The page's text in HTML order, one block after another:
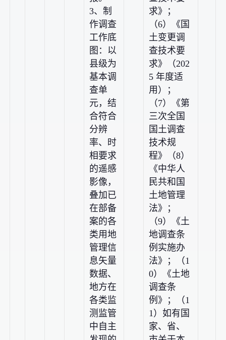
3、制
作调查
工作底
图：以
县级为
基本调
查单
元，结
合符合
分辨
率、时
相要求
的遥感
影像，
叠加已
在部备
案的各
类用地
管理信
息矢量
数据、
地方在
各类监
测监管
中自主
求》；
（6）《国
土变更调
查技术要
求》（202
5 年度适
用）；
（7）《第
三次全国
国土调查
技术规
程》（8）
《中华人
民共和国
土地管理
法》；
（9）《土
地调查条
例实施办
法》；（1
0）《土地
调查条
例》；（1
1）如有国
家、省、